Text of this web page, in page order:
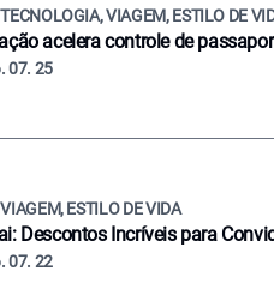
VIAGEM, ESTILO DE
acelera controle de
07. 25
ESTILO DE VIDA
Descontos Incríveis para
07. 22